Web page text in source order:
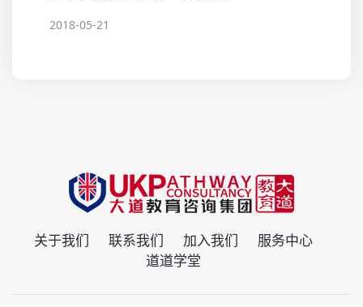
2018-05-21
关于我们 联系我们 加入我们
服务中心
道道学堂